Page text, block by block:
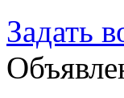
Задать